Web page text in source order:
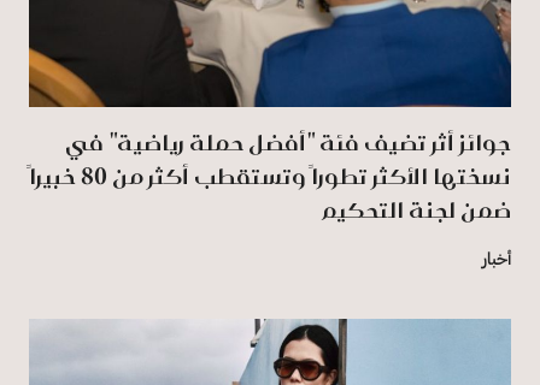
جوائز أثر تضيف فئة "أفضل حملة رياضية" في
نسختها الأكثر تطوراً وتستقطب أكثر من 80 خبيراً
ضمن لجنة التحكيم
أخبار